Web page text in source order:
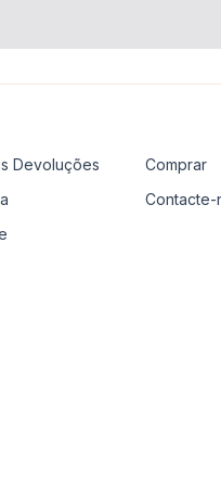
Devoluções
Comprar
Contacte-